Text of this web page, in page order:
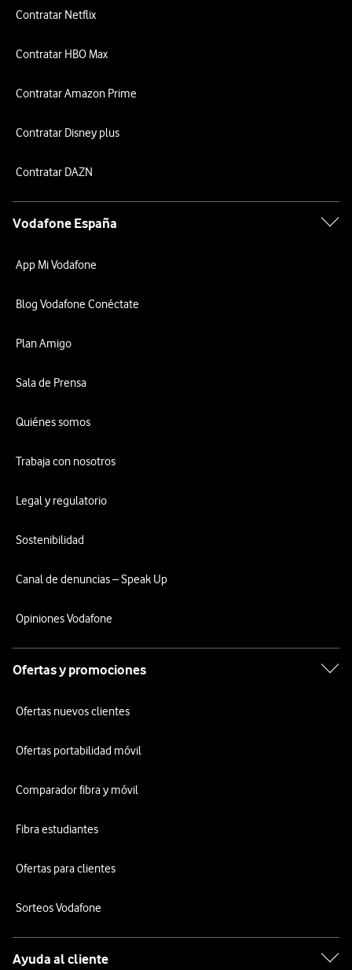
Contratar Netflix
Contratar HBO Max
Contratar Amazon Prime
Contratar Disney plus
Contratar DAZN
Vodafone España
App Mi Vodafone
Blog Vodafone Conéctate
Plan Amigo
Sala de Prensa
Quiénes somos
Trabaja con nosotros
Legal y regulatorio
Sostenibilidad
Canal de denuncias – Speak Up
Opiniones Vodafone
Ofertas y promociones
Ofertas nuevos clientes
Ofertas portabilidad móvil
Comparador fibra y móvil
Fibra estudiantes
Ofertas para clientes
Sorteos Vodafone
Ayuda al cliente